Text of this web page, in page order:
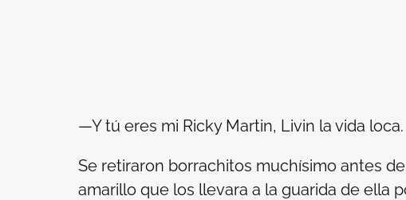
—Y tú eres mi Ricky Martin, Livin la vida loca.
Se retiraron borrachitos muchísimo antes
amarillo que los llevara a la guarida de ella